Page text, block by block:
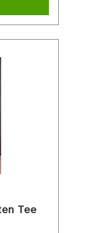
Tee